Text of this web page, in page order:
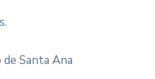
Santa Ana